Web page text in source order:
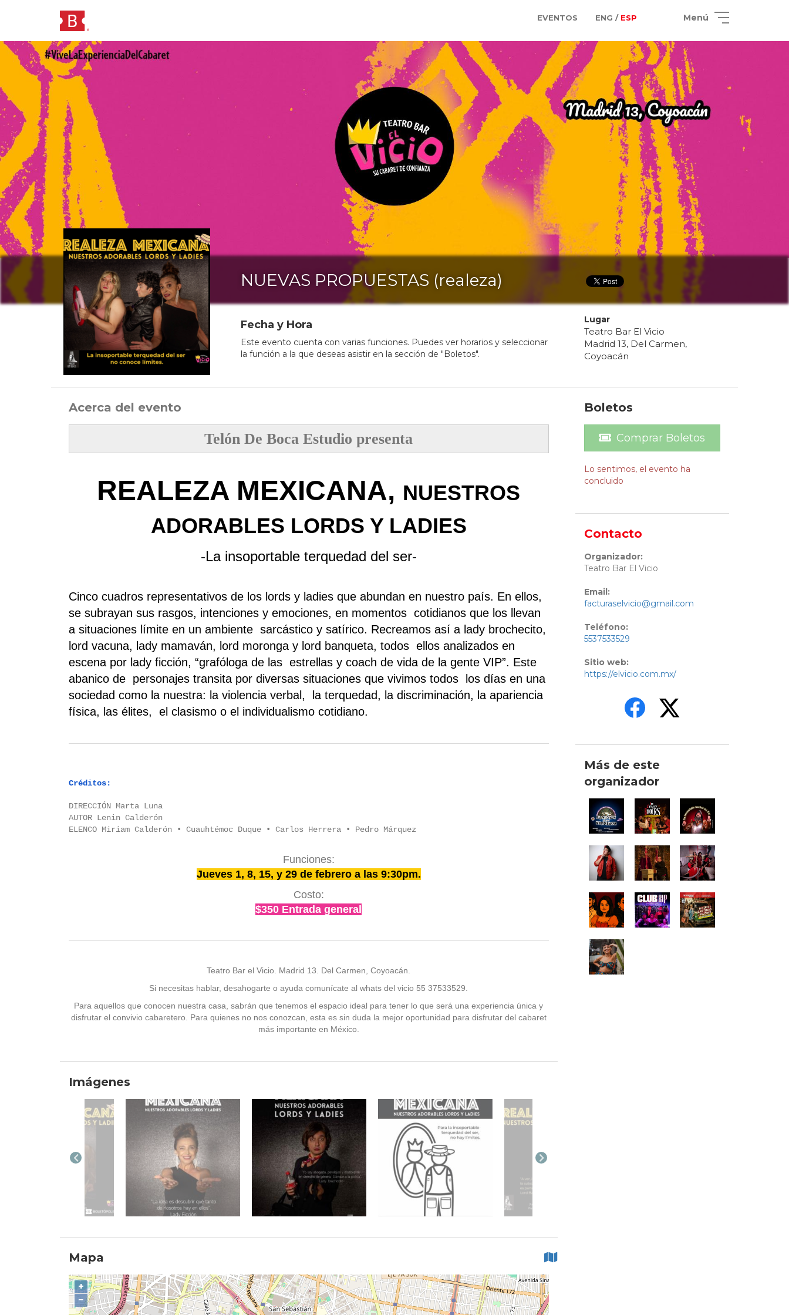
EVENTOS ENG / ESP Menú
NUEVAS PROPUESTAS (realeza)
Fecha y Hora
Este evento cuenta con varias funciones. Puedes ver horarios y seleccionar
la función a la que deseas asistir en la sección de "Boletos".
Lugar
Teatro Bar El Vicio
Madrid 13, Del Carmen,
Coyoacán
Acerca del evento
Telón De Boca Estudio presenta
REALEZA MEXICANA, NUESTROS
ADORABLES LORDS Y LADIES
-La insoportable terquedad del ser-
Cinco cuadros representativos de los lords y ladies que abundan en nuestro país. En ellos,
se subrayan sus rasgos, intenciones y emociones, en momentos cotidianos que los llevan
a situaciones límite en un ambiente sarcástico y satírico. Recreamos así a lady brochecito,
lord vacuna, lady mamaván, lord moronga y lord banqueta, todos ellos analizados en
escena por lady ficción, “grafóloga de las estrellas y coach de vida de la gente VIP”. Este
abanico de personajes transita por diversas situaciones que vivimos todos los días en una
sociedad como la nuestra: la violencia verbal, la terquedad, la discriminación, la apariencia
física, las élites, el clasismo o el individualismo cotidiano.
Créditos:
DIRECCIÓN Marta Luna
AUTOR Lenin Calderón
ELENCO Miriam Calderón • Cuauhtémoc Duque • Carlos Herrera • Pedro Márquez
Funciones:
Jueves 1, 8, 15, y 29 de febrero a las 9:30pm.
Costo:
$350 Entrada general
Teatro Bar el Vicio. Madrid 13. Del Carmen, Coyoacán.
Si necesitas hablar, desahogarte o ayuda comunícate al whats del vicio 55 37533529.
Para aquellos que conocen nuestra casa, sabrán que tenemos el espacio ideal para tener lo que será una experiencia única y
disfrutar el convivio cabaretero. Para quienes no nos conozcan, esta es sin duda la mejor oportunidad para disfrutar del cabaret
más importante en México.
Imágenes
Mapa
+
−
Boletos
Comprar Boletos
Lo sentimos, el evento ha
concluido
Contacto
Organizador:
Teatro Bar El Vicio
Email:
facturaselvicio@gmail.com
Teléfono:
5537533529
Sitio web:
https://elvicio.com.mx/
Más de este
organizador